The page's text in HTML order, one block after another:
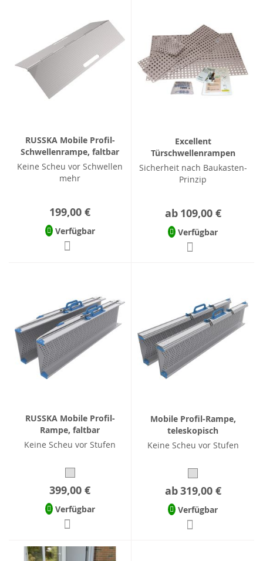
RUSSKA Mobile Profil-
Schwellenrampe, faltbar
Keine Scheu vor Schwellen
mehr
199,00 €
Verfügbar
Excellent
Türschwellenrampen
Sicherheit nach Baukasten-
Prinzip
ab 109,00 €
Verfügbar
RUSSKA Mobile Profil-
Rampe, faltbar
Keine Scheu vor Stufen
399,00 €
Verfügbar
Mobile Profil-Rampe,
teleskopisch
Keine Scheu vor Stufen
ab319,00 €
Verfügbar